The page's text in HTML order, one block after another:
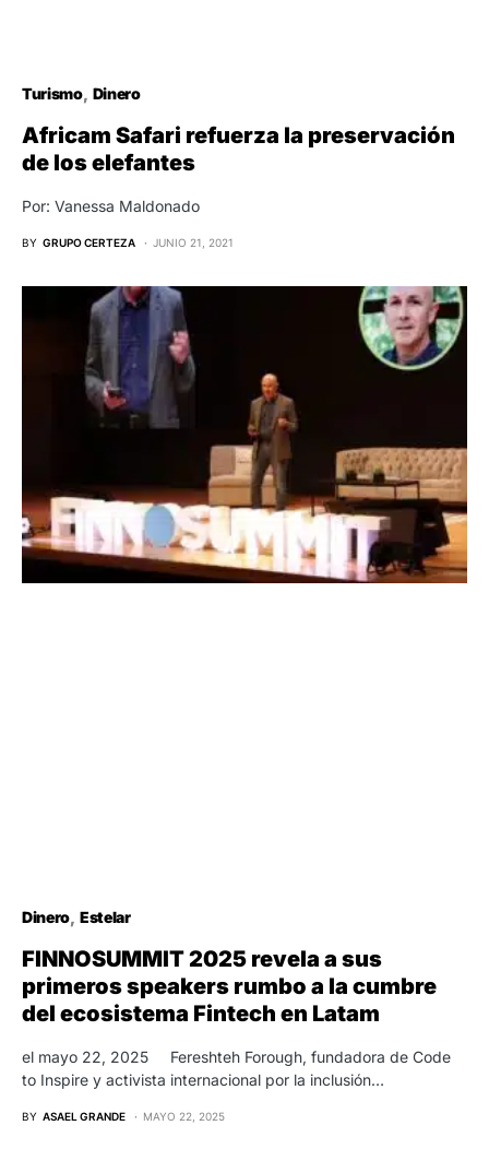
Turismo Dinero
Africam Safari refuerza la preservación
de los elefantes
Por: Vanessa Maldonado
BY GRUPO CERTEZA JUNIO 21, 2021
Dinero Estelar
FINNOSUMMIT 2025 revela a sus
primeros speakers rumbo a la cumbre
del ecosistema Fintech en Latam
el mayo 22, 2025 Fereshteh Forough, fundadora de Code
to Inspire y activista internacional por la inclusión…
BY ASAEL GRANDE MAYO 22, 2025